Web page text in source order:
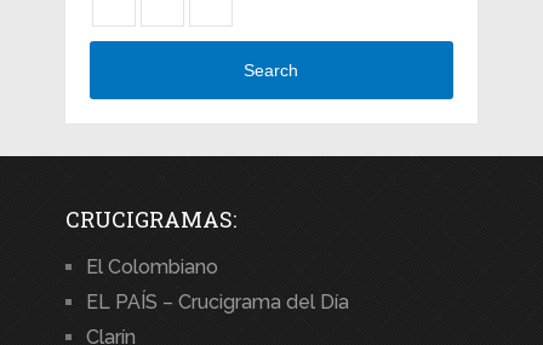
Search
CRUCIGRAMAS:
El Colombiano
EL PAÍS – Crucigrama del Día
Clarín